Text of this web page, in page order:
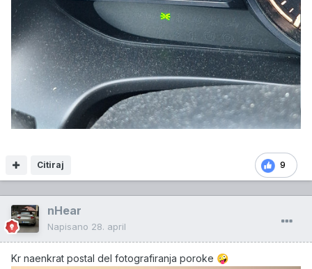
9
Citiraj
nHear
Napisano 28. april
Kr naenkrat postal del fotografiranja poroke 🤪